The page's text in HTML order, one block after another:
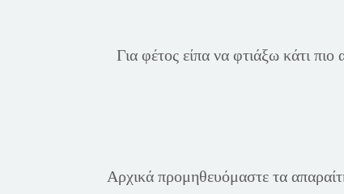
Για φέτος είπα να φτιάξω κάτι
Αρχικά προμηθευόμαστε τα